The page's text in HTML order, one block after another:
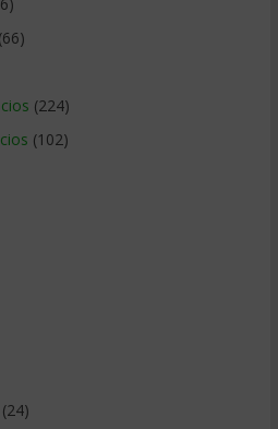
(66)
(224)
(102)
(24)